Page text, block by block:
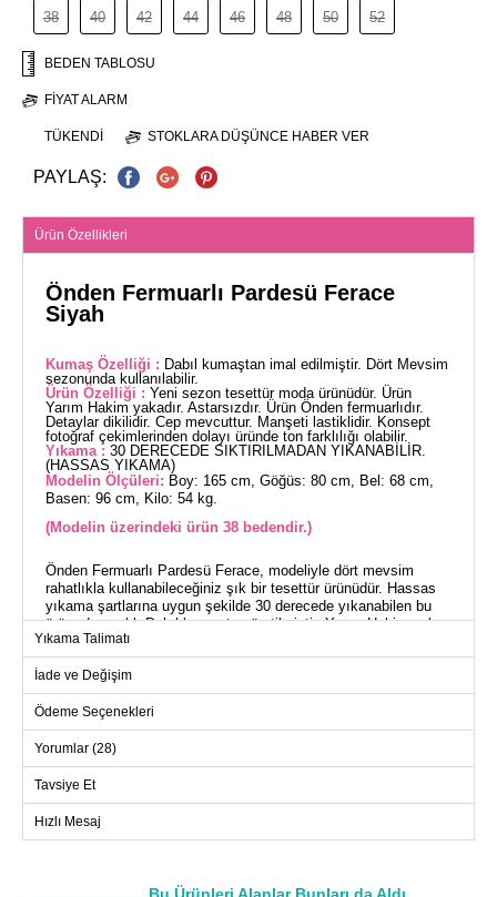
38 40 42 44 46 48 50 52
BEDEN TABLOSU
FIYAT ALARM
TÜKENDI STOKLARA DÜŞÜNCE HABER VER
PAYLAŞ:
Ürün Özellikleri
Önden Fermuarlı Pardesü Ferace
Siyah
Kumaş Özelliği : Dabıl kumaştan imal edilmiştir. Dört Mevsim
sezonunda kullanılabilir.
Ürün Özelliği : Yeni sezon tesettür moda ürünüdür. Ürün
Yarım Hakim yakadır. Astarsızdır. Ürün Önden fermuarlıdır.
Detaylar dikilidir. Cep mevcuttur. Manşeti lastiklidir. Konsept
fotoğraf çekimlerinden dolayı üründe ton farklılığı olabilir.
Yıkama : 30 DERECEDE SIKTIRILMADAN YIKANABİLİR.
(HASSAS YIKAMA)
Modelin Ölçüleri: Boy: 165 cm, Göğüs: 80 cm, Bel: 68 cm,
Basen: 96 cm, Kilo: 54 kg.
(Modelin üzerindeki ürün 38 bedendir.)
Önden Fermuarlı Pardesü Ferace, modeliyle dört mevsim
rahatlıkla kullanabileceğiniz şık bir tesettür ürünüdür. Hassas
yıkama şartlarına uygun şekilde 30 derecede yıkanabilen bu
ürün, dayanıklı Dabıl kumaştan üretilmiştir. Yarım Hakim yaka
tasarımıyla modern bir görünüm sunan ferace, astarsız yapısı
ile hafif ve kullanışlıdır. Pratik bir kullanım için önden fermuarlı
olan bu modelde, manşetleri lastikli ve cep detayı
bulunmaktadır. Üzerindeki 38 beden örnek model ile ideal
ölçülerde tasarlanmıştır.
(CM)
106
140
Yıkama Talimatı
İade ve Değişim
Ödeme Seçenekleri
Yorumlar (28)
Tavsiye Et
Hızlı Mesaj